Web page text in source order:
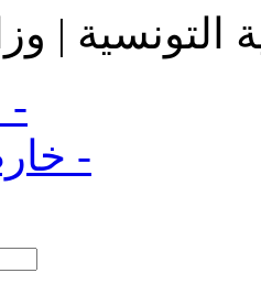
التونسية |
للإتصال بنا -
خارطة الموقع -